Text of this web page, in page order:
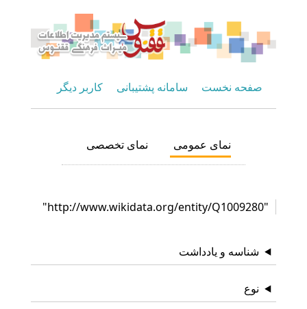
صفحه نخست سامانه پشتیبانی کاربر دیگر
نمای عمومی نمای تخصصی
"http://www.wikidata.org/entity/Q1009280"
شناسه و یادداشت
نوع